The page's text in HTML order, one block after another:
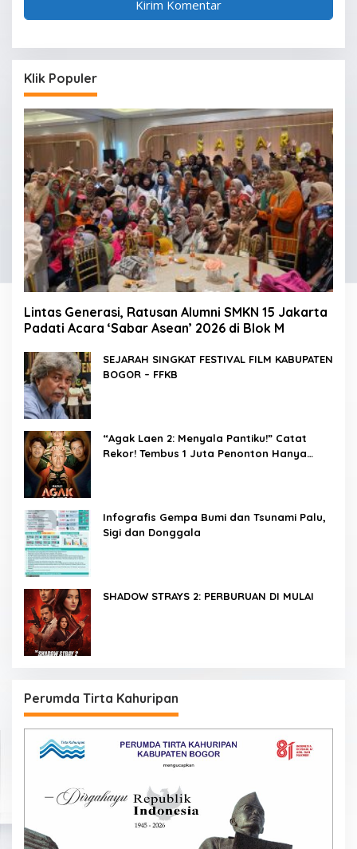
Klik Populer
Lintas Generasi, Ratusan Alumni SMKN 15 Jakarta
Padati Acara ‘Sabar Asean’ 2026 di Blok M
SEJARAH SINGKAT FESTIVAL FILM KABUPATEN
BOGOR – FFKB
“Agak Laen 2: Menyala Pantiku!” Catat
Rekor! Tembus 1 Juta Penonton Hanya
Infografis Gempa Bumi dan Tsunami Palu,
Sigi dan Donggala
SHADOW STRAYS 2: PERBURUAN DI MULAI
Perumda Tirta Kahuripan